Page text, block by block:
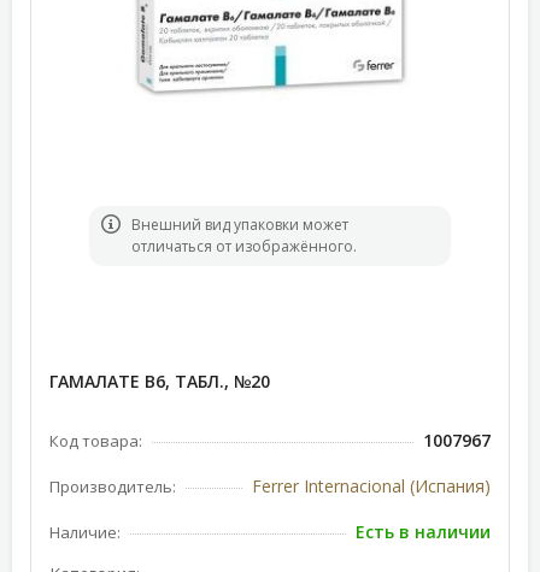
Bнешний вид упаковки может
отличаться от изображённого.
ГАМАЛАТЕ В6, ТАБЛ., №20
Код товара: 1007967
Производитель: Ferrer Internacional (Испания)
Наличие:
Есть в наличии